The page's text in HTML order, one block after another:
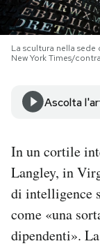
NEWSLETTER
I MIEI
SHOP
CALENDARIO
AREA
Area
La scultura nella sede
New York Times/
Ascolta
In un cortile
Langley, in
di intelligence
come «una
dipendenti».